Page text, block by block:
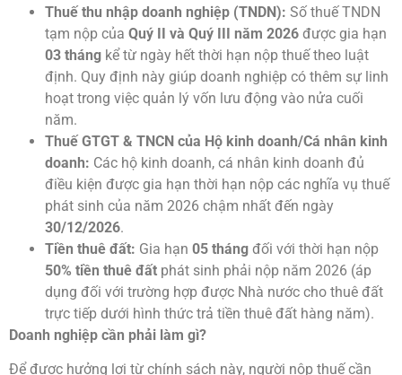
Thuế thu nhập doanh nghiệp (TNDN): Số thuế TNDN
tạm nộp của Quý II và Quý III năm 2026 được gia hạn
03 tháng kể từ ngày hết thời hạn nộp thuế theo luật
định. Quy định này giúp doanh nghiệp có thêm sự linh
hoạt trong việc quản lý vốn lưu động vào nửa cuối
năm.
Thuế GTGT & TNCN của Hộ kinh doanh/Cá nhân kinh
doanh: Các hộ kinh doanh, cá nhân kinh doanh đủ
điều kiện được gia hạn thời hạn nộp các nghĩa vụ thuế
phát sinh của năm 2026 chậm nhất đến ngày
30/12/2026.
Tiền thuê đất: Gia hạn 05 tháng đối với thời hạn nộp
50% tiền thuê đất phát sinh phải nộp năm 2026 (áp
dụng đối với trường hợp được Nhà nước cho thuê đất
trực tiếp dưới hình thức trả tiền thuê đất hàng năm).
Doanh nghiệp cần phải làm gì?
Để được hưởng lợi từ chính sách này, người nộp thuế cần